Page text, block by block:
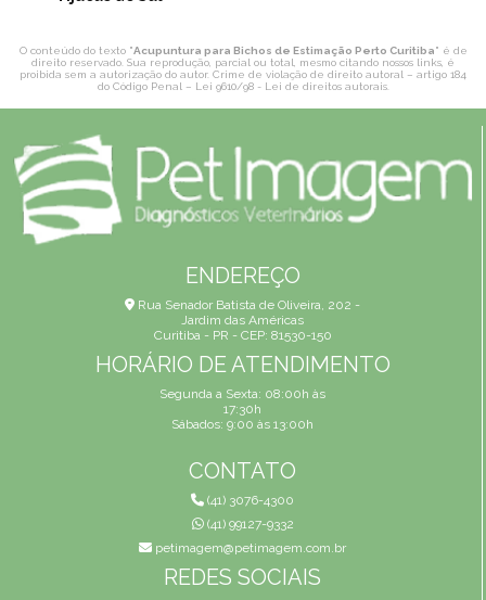
O conteúdo do texto "Acupuntura para Bichos de Estimação Perto Curitiba" é de
direito reservado. Sua reprodução, parcial ou total, mesmo citando nossos links, é
proibida sem a autorização do autor. Crime de violação de direito autoral – artigo 184
do Código Penal – Lei 9610/98 - Lei de direitos autorais.
ENDEREÇO
Rua Senador Batista de Oliveira, 202 -
Jardim das Américas
Curitiba - PR - CEP: 81530-150
HORÁRIO DE ATENDIMENTO
Segunda a Sexta: 08:00h às
17:30h
Sábados: 9:00 às 13:00h
CONTATO
(41) 3076-4300
(41) 99127-9332
petimagem@petimagem.com.br
REDES SOCIAIS